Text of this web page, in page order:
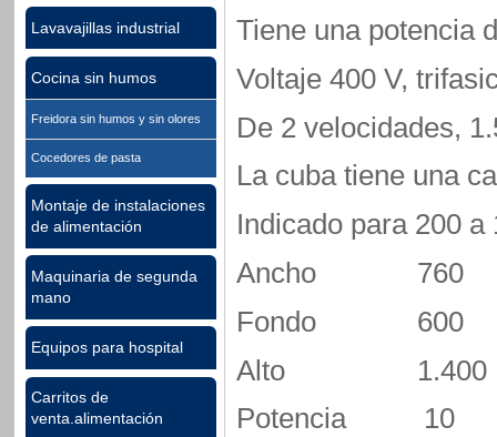
Lavavajillas industrial
Cocina sin humos
Freidora sin humos y sin olores
Cocedores de pasta
Montaje de instalaciones
de alimentación
Maquinaria de segunda
mano
Equipos para hospital
Carritos de
venta.alimentación
Tiene una potencia
Voltaje 400 V,
De 2 velocidades,
La cuba tiene una
Indicado para 200 a
Ancho 760
Fondo 600
Alto 1.400
Potencia 10